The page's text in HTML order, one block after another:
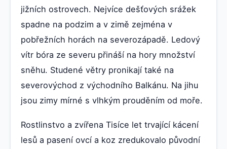
jižních ostrovech. Nejvíce dešťových srážek
spadne na podzim a v zimě zejména v
pobřežních horách na severozápadě. Ledový
vítr bóra ze severu přináší na hory množství
sněhu. Studené větry pronikají také na
severovýchod z východního Balkánu. Na jihu
jsou zimy mírné s vlhkým prouděním od moře.
Rostlinstvo a zvířena Tisíce let trvající kácení
lesů a pasení ovcí a koz zredukovalo původní